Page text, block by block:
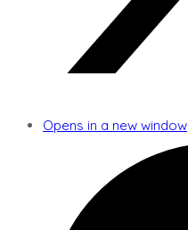
Opens in a new window